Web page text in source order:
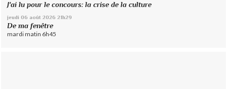
J'ai lu pour le concours: la crise de la culture
jeudi 06 août 2026 21h29
De ma fenêtre
mardi matin 6h45